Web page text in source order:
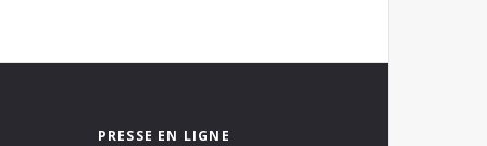
PRESSE EN LIGNE